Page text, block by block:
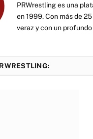
PRWrestling es una
en 1999. Con más de
veraz y con un